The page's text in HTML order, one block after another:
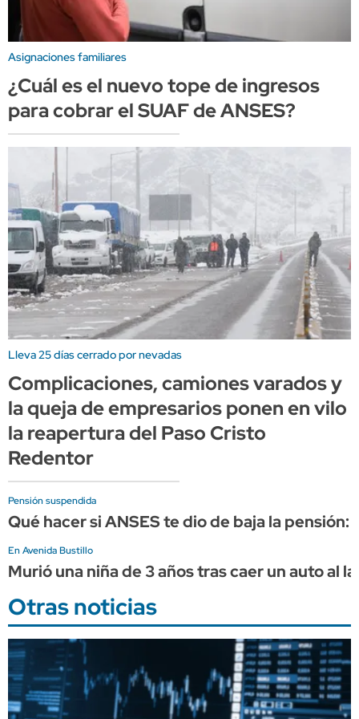
Asignaciones familiares
¿Cuál es el nuevo tope de ingresos
para cobrar el SUAF de ANSES?
Lleva 25 días cerrado por nevadas
Complicaciones, camiones varados y
la queja de empresarios ponen en vilo
la reapertura del Paso Cristo
Redentor
Pensión suspendida
Qué hacer si ANSES te dio de baja la pensión:
En Avenida Bustillo
Murió una niña de 3 años tras caer un auto al
Otras noticias